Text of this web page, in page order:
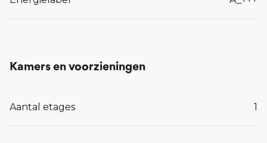
Kamers en voorzieningen
Aantal etages 1